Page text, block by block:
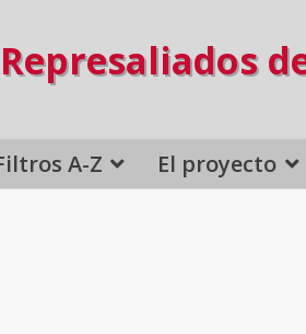
A-Z El proyecto